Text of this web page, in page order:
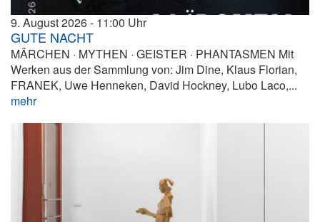
9. August 2026 11:00
GUTE NACHT
MÄRCHEN · MYTHEN · GEISTER · PHANTASMEN Mit
Werken aus der Sammlung von: Jim Dine, Klaus Florian,
FRANEK, Uwe Henneken, David Hockney, Lubo Laco,...
mehr